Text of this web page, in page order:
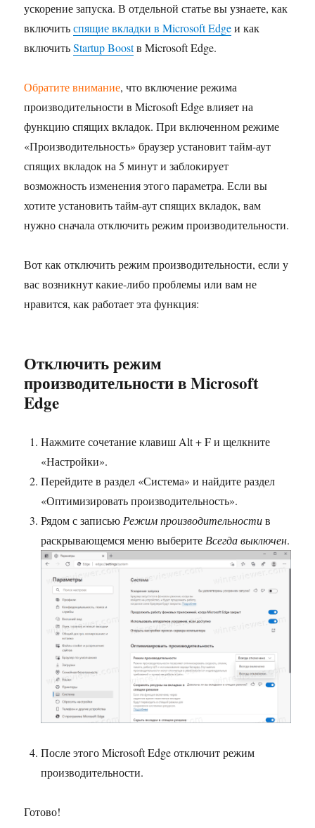
ускорение запуска. В отдельной статье вы узнаете, как
включитьспящие вкладки в Microsoft Edgeи как
включитьStartup Boostв Microsoft Edge.
Обратите внимание, что включение режима
производительности в Microsoft Edge влияет на
функцию спящих вкладок. При включенном режиме
«Производительность» браузер установит тайм-аут
спящих вкладок на 5 минут и заблокирует
возможность изменения этого параметра. Если вы
хотите установить тайм-аут спящих вкладок, вам
нужно сначала отключить режим производительности.
Вот как отключить режим производительности, если у
вас возникнут какие-либо проблемы или вам не
нравится, как работает эта функция:
Отключить режим
производительности в Microsoft
Edge
Нажмите сочетание клавиш Alt + F и щелкните
«Настройки».
Перейдите в раздел «Система» и найдите раздел
«Оптимизировать производительность».
Рядом с записьюРежим производительностив
раскрывающемся меню выберитеВсегда выключен.
После этого Microsoft Edge отключит режим
производительности.
Готово!